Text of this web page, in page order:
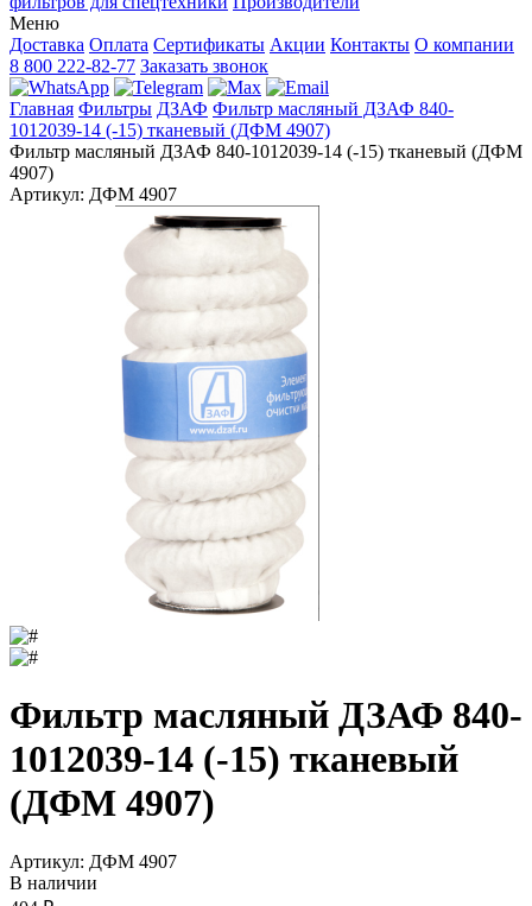
Меню
Доставка Оплата Сертификаты Акции Контакты О компании
8 800 222-82-77 Заказать звонок
Главная Фильтры ДЗАФ Фильтр масляный ДЗАФ 840-
1012039-14 (-15) тканевый (ДФМ 4907)
Фильтр масляный ДЗАФ 840-1012039-14 (-15) тканевый (ДФМ
4907)
Артикул: ДФМ 4907
Фильтр масляный ДЗАФ 840-
1012039-14 (-15) тканевый
(ДФМ 4907)
Артикул: ДФМ 4907
В наличии